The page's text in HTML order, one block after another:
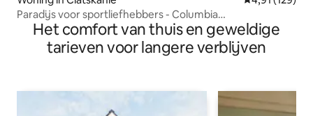
Paradijs voor sportliefhebbers - Columbia
Riverfront/Dock
Het comfort van thuis en geweldige
tarieven voor langere verblijven